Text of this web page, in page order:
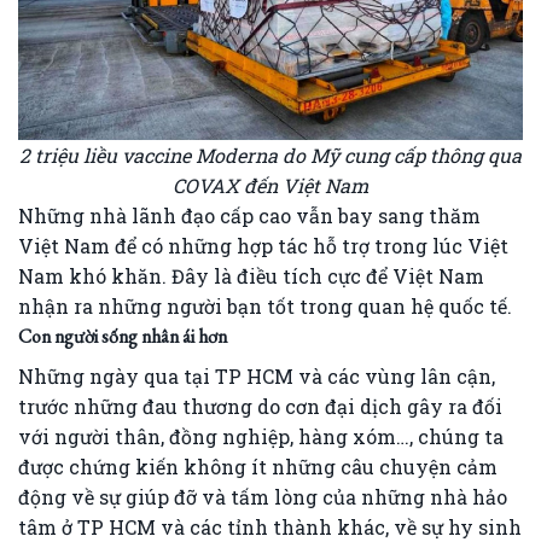
2 triệu liều vaccine Moderna do Mỹ cung cấp thông qua
COVAX đến Việt Nam
Những nhà lãnh đạo cấp cao vẫn bay sang thăm
Việt Nam để có những hợp tác hỗ trợ trong lúc Việt
Nam khó khăn. Đây là điều tích cực để Việt Nam
nhận ra những người bạn tốt trong quan hệ quốc tế.
Con người sống nhân ái hơn
Những ngày qua tại TP HCM và các vùng lân cận,
trước những đau thương do cơn đại dịch gây ra đối
với người thân, đồng nghiệp, hàng xóm…, chúng ta
được chứng kiến không ít những câu chuyện cảm
động về sự giúp đỡ và tấm lòng của những nhà hảo
tâm ở TP HCM và các tỉnh thành khác, về sự hy sinh